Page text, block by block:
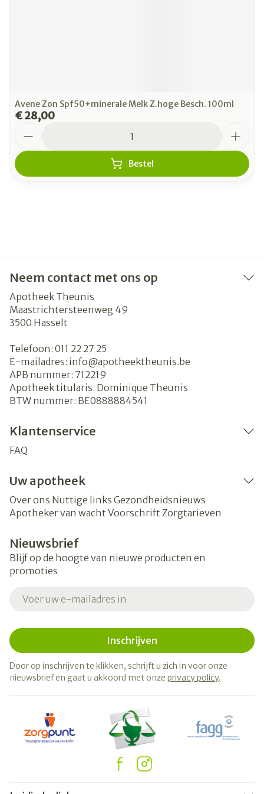
Avene Zon Spf50+minerale Melk Z.hoge Besch. 100ml
€ 28,00
Bestel
Neem contact met ons op
Apotheek Theunis
Maastrichtersteenweg 49
3500 Hasselt
Telefoon: 011 22 27 25
E-mailadres: info@apotheektheunis.be
APB nummer: 712219
Apotheek titularis: Dominique Theunis
BTW nummer: BE0888884541
Klantenservice
FAQ
Uw apotheek
Over ons Nuttige links Gezondheidsnieuws
Apotheker van wacht Voorschrift Zorgtarieven
Nieuwsbrief
Blijf op de hoogte van nieuwe producten en
promoties
Inschrijven
Door op inschrijven te klikken, schrijft u zich in voor onze
nieuwsbrief en gaat u akkoord met onze privacy policy.